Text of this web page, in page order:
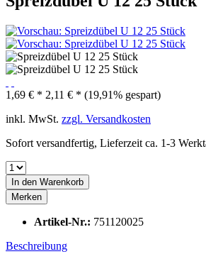
1,69 € * 2,11 € * (19,91% gespart)
inkl. MwSt. zzgl. Versandkosten
Sofort versandfertig, Lieferzeit ca. 1-3
In den Warenkorb
Merken
Artikel-Nr.: 751120025
Beschreibung